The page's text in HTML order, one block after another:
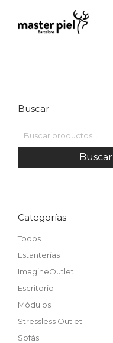
Buscar
Buscar
Categorías
Todos
Estanterías
ImagineOutlet
Escritorio
Módulos
Stressless Outlet
Sofás